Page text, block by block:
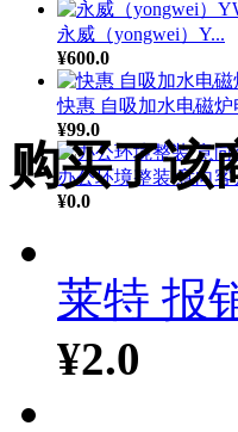
永威（yongwei）Y...
¥600.0
快惠 自吸加水电磁炉
¥99.0
办公环境整装 意向客
¥0.0
购买了该
莱特 报
¥2.0